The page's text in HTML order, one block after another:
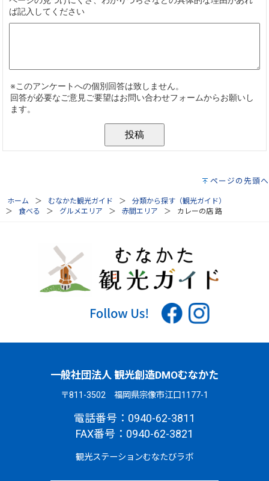
ページの先頭へ
ホーム むなかた観光ガイド
分類から探す（観光ガイド）
食べる
グルメエリア 赤間エリア カレーの店 路
一般社団法人 観光創造DMOむなかた
〒811-3502 福岡県宗像市江口1177-1
電話番号：0940-62-3811
FAX番号：0940-62-3821
観光ステーションむなたびラボ